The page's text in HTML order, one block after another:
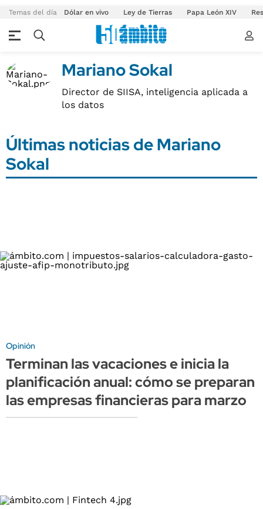
Temas del día Dólar en vivo Ley de Tierras Papa León XIV
Mariano Sokal
Director de SIISA, inteligencia aplicada a
los datos
Últimas noticias de Mariano
Sokal
Opinión
Terminan las vacaciones e inicia la
planificación anual: cómo se preparan
las empresas financieras para marzo